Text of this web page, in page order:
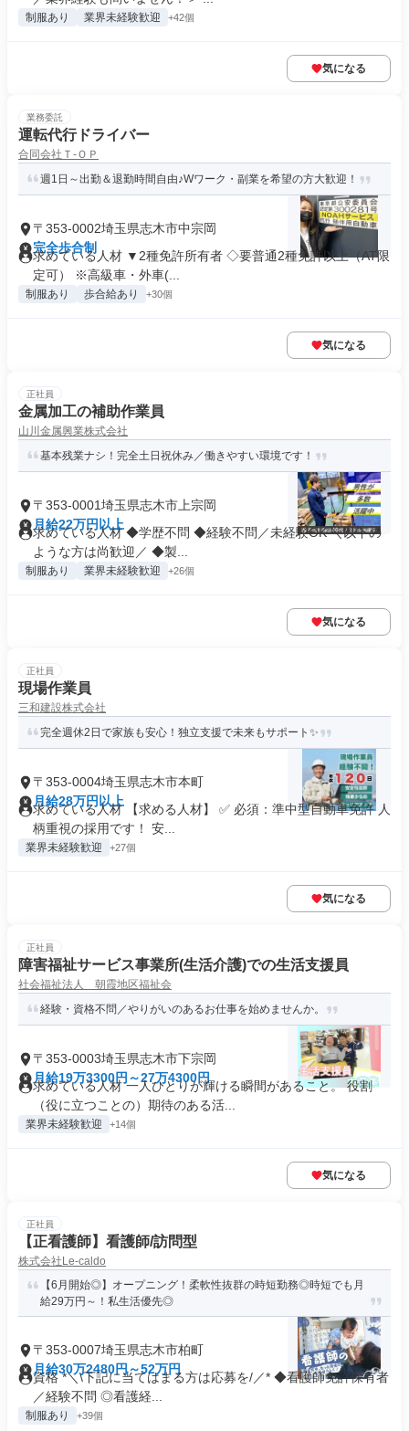
制服あり 業界未経験歓迎 +42個
気になる
業務委託
運転代行ドライバー
合同会社Ｔ‐ＯＰ
週1日～出勤＆退勤時間自由♪Wワーク・副業を希望の方大歓迎！
〒353-0002埼玉県志木市中宗岡
完全歩合制
求めている人材 ▼2種免許所有者 ◇要普通2種免許以上（AT限
定可） ※高級車・外車(...
制服あり 歩合給あり +30個
気になる
正社員
金属加工の補助作業員
山川金属興業株式会社
基本残業ナシ！完全土日祝休み／働きやすい環境です！
〒353-0001埼玉県志木市上宗岡
月給22万円以上
求めている人材 ◆学歴不問 ◆経験不問／未経験OK ＼以下の
ような方は尚歓迎／ ◆製...
制服あり 業界未経験歓迎 +26個
気になる
正社員
現場作業員
三和建設株式会社
完全週休2日で家族も安心！独立支援で未来もサポート✨
〒353-0004埼玉県志木市本町
月給28万円以上
求めている人材 【求める人材】 ✅ 必須：準中型自動車免許 人
柄重視の採用です！ 安...
業界未経験歓迎 +27個
気になる
正社員
障害福祉サービス事業所(生活介護)での生活支援員
社会福祉法人 朝霞地区福祉会
経験・資格不問／やりがいのあるお仕事を始めませんか。
〒353-0003埼玉県志木市下宗岡
月給19万3300円～27万4300円
求めている人材 一人ひとりが輝ける瞬間があること。 役割
（役に立つことの）期待のある活...
業界未経験歓迎 +14個
気になる
正社員
【正看護師】看護師/訪問型
株式会社Le-caldo
【6月開始◎】オープニング！柔軟性抜群の時短勤務◎時短でも月
給29万円～！私生活優先◎
〒353-0007埼玉県志木市柏町
月給30万2480円～52万円
資格 *＼\下記に当てはまる方は応募を/／* ◆看護師免許保有者
／経験不問 ◎看護経...
制服あり +39個